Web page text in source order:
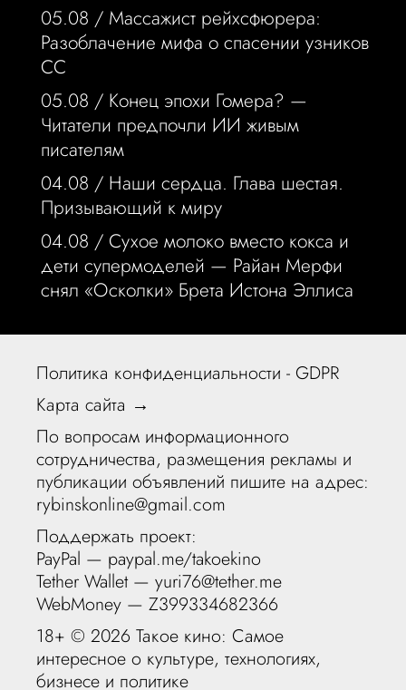
05.08 / Массажист рейхсфюрера:
Разоблачение мифа о спасении узников
СС
05.08 / Конец эпохи Гомера? —
Читатели предпочли ИИ живым
писателям
04.08 / Наши сердца. Глава шестая.
Призывающий к миру
04.08 / Сухое молоко вместо кокса и
дети супермоделей — Райан Мерфи
снял «Осколки» Брета Истона Эллиса
Политика конфиденциальности - GDPR
Карта сайта →
По вопросам информационного
сотрудничества, размещения рекламы и
публикации объявлений пишите на адрес:
rybinskonline@gmail.com
Поддержать проект:
PayPal — paypal.me/takoekino
Tether Wallet — yuri76@tether.me
WebMoney — Z399334682366
18+ ©2026 Такое кино: Самое
интересное о культуре, технологиях,
бизнесе и политике